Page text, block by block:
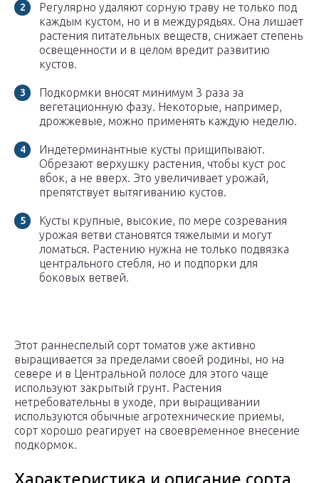
Регулярно удаляют сорную траву не только под
каждым кустом, но и в междурядьях. Она лишает
растения питательных веществ, снижает степень
освещенности и в целом вредит развитию
кустов.
Подкормки вносят минимум 3 раза за
вегетационную фазу. Некоторые, например,
дрожжевые, можно применять каждую неделю.
Индетерминантные кусты прищипывают.
Обрезают верхушку растения, чтобы куст рос
вбок, а не вверх. Это увеличивает урожай,
препятствует вытягиванию кустов.
Кусты крупные, высокие, по мере созревания
урожая ветви становятся тяжелыми и могут
ломаться. Растению нужна не только подвязка
центрального стебля, но и подпорки для
боковых ветвей.
Этот раннеспелый сорт томатов уже активно
выращивается за пределами своей родины, но на
севере и в Центральной полосе для этого чаще
используют закрытый грунт. Растения
нетребовательны в уходе, при выращивании
используются обычные агротехнические приемы,
сорт хорошо реагирует на своевременное внесение
подкормок.